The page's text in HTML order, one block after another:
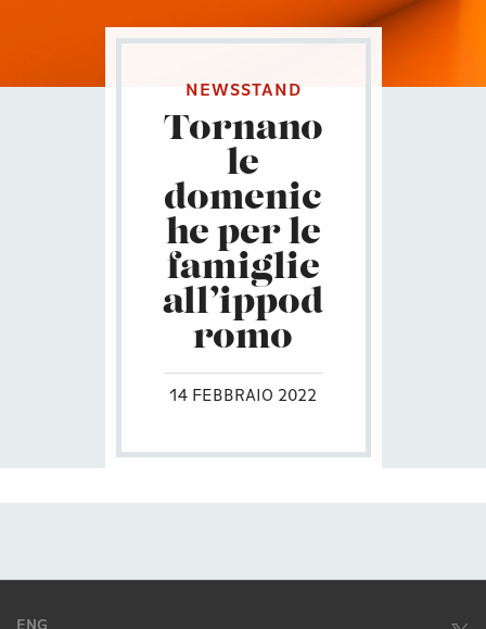
NEWSSTAND
Tornano
le
domenic
he per le
famiglie
all’ippod
romo
14 FEBBRAIO 2022
ENG